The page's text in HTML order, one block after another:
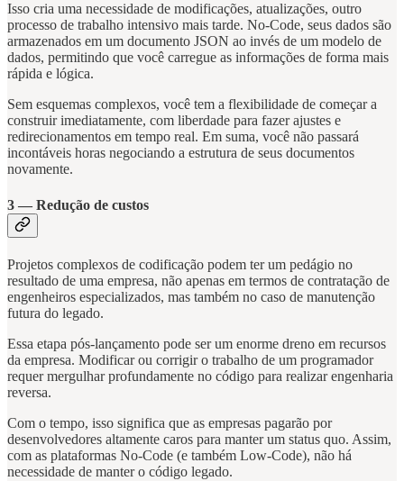
Isso cria uma necessidade de modificações, atualizações, outro
processo de trabalho intensivo mais tarde. No-Code, seus dados são
armazenados em um documento JSON ao invés de um modelo de
dados, permitindo que você carregue as informações de forma mais
rápida e lógica.
Sem esquemas complexos, você tem a flexibilidade de começar a
construir imediatamente, com liberdade para fazer ajustes e
redirecionamentos em tempo real. Em suma, você não passará
incontáveis horas negociando a estrutura de seus documentos
novamente.
3 — Redução de custos
Projetos complexos de codificação podem ter um pedágio no
resultado de uma empresa, não apenas em termos de contratação de
engenheiros especializados, mas também no caso de manutenção
futura do legado.
Essa etapa pós-lançamento pode ser um enorme dreno em recursos
da empresa. Modificar ou corrigir o trabalho de um programador
requer mergulhar profundamente no código para realizar engenharia
reversa.
Com o tempo, isso significa que as empresas pagarão por
desenvolvedores altamente caros para manter um status quo. Assim,
com as plataformas No-Code (e também Low-Code), não há
necessidade de manter o código legado.